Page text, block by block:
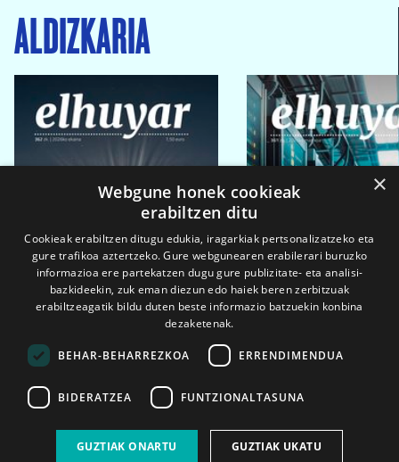
ALDIZKARIA
2026ko eka. 1a 2026ko mar. 1a
×
Webgune honek cookieak
erabiltzen ditu
Cookieak erabiltzen ditugu edukia, iragarkiak pertsonalizatzeko eta
gure trafikoa aztertzeko. Gure webgunearen erabilerari buruzko
informazioa ere partekatzen dugu gure publizitate- eta analisi-
bazkideekin, zuk eman diezun edo haiek beren zerbitzuak
erabiltzeagatik bildu duten beste informazio batzuekin konbina
dezaketenak.
BEHAR-BEHARREZKOA ERRENDIMENDUA
BIDERATZEA FUNTZIONALTASUNA
GUZTIAK ONARTU GUZTIAK UKATU